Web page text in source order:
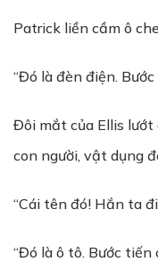
Patrick liền cầm ô
“Đó là đèn điện.
Đôi mắt của Ellis lướt
con người, vật dụng
“Cái tên đó! Hắn ta
“Đó là ô tô. Bước tiến